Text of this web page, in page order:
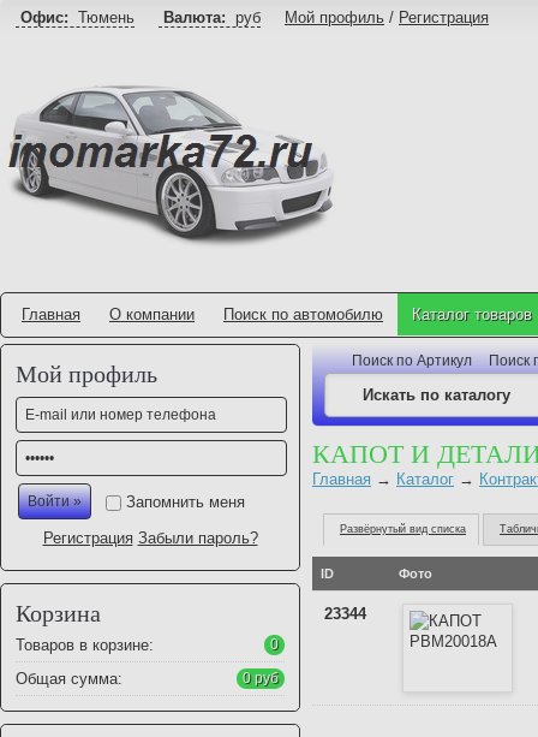
Офис: Тюмень Валюта: руб Мой профиль / Регистрация
Главная О компании Поиск по автомобилю Каталог товаров
Мой профиль
Запомнить меня
Регистрация Забыли пароль?
Корзина
Товаров в корзине: 0
Общая сумма: 0 руб
Поиск по Артикул Поиск
КАПОТ И
Главная → Каталог →
Развёрнутый вид списка
ID Фото
23344